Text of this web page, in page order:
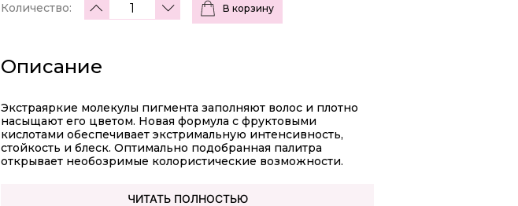
Количество: В корзину
Описание
Экстраяркие молекулы пигмента заполняют волос и плотно
насыщают его цветом. Новая формула с фруктовыми
кислотами обеспечивает экстримальную интенсивность,
стойкость и блеск. Оптимально подобранная палитра
открывает необозримые колористические возможности.
ЧИТАТЬ ПОЛНОСТЬЮ